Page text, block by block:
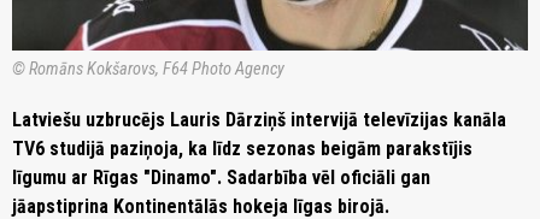
© Romāns Kokšarovs, F64 Photo Agency
Latviešu uzbrucējs Lauris Dārziņš intervijā televīzijas kanāla
TV6 studijā paziņoja, ka līdz sezonas beigām parakstījis
līgumu ar Rīgas "Dinamo". Sadarbība vēl oficiāli gan
jāapstiprina Kontinentālās hokeja līgas birojā.